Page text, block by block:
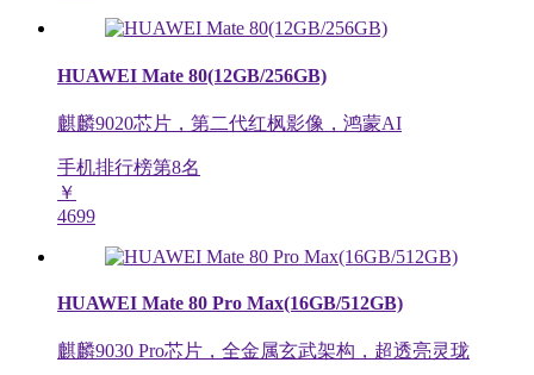
HUAWEI Mate 80(12GB/256GB)
麒麟9020芯片，第二代红枫影像，鸿蒙AI
手机排行榜第8名
￥
4699
HUAWEI Mate 80 Pro Max(16GB/512GB)
麒麟9030 Pro芯片，全金属玄武架构，超透亮灵珑